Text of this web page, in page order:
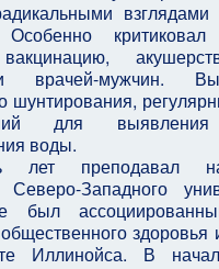
критиковал
вакцинацию,
врачей-мужчин.
шунтирования,
для
воды.
лет преподавал
Северо-Западного
был
здоровья
Иллинойса. В